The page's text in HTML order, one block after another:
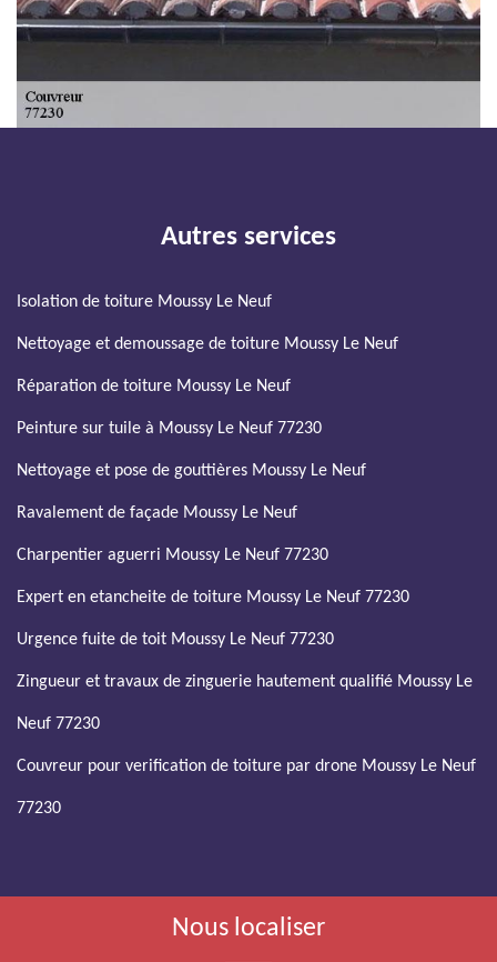
Autres services
Isolation de toiture Moussy Le Neuf
Nettoyage et demoussage de toiture Moussy Le Neuf
Réparation de toiture Moussy Le Neuf
Peinture sur tuile à Moussy Le Neuf 77230
Nettoyage et pose de gouttières Moussy Le Neuf
Ravalement de façade Moussy Le Neuf
Charpentier aguerri Moussy Le Neuf 77230
Expert en etancheite de toiture Moussy Le Neuf 77230
Urgence fuite de toit Moussy Le Neuf 77230
Zingueur et travaux de zinguerie hautement qualifié Moussy Le
Neuf 77230
Couvreur pour verification de toiture par drone Moussy Le Neuf
77230
Nous localiser